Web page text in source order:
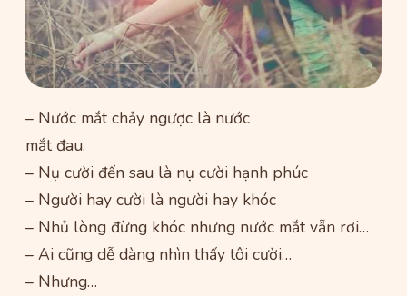
– Nước mắt chảy ngược là nước
mắt đau.
– Nụ cười đến sau là nụ cười hạnh phúc
– Người hay cười là người hay khóc
– Nhủ lòng đừng khóc nhưng nước mắt vẫn rơi…
– Ai cũng dễ dàng nhìn thấy tôi cười…
– Nhưng…